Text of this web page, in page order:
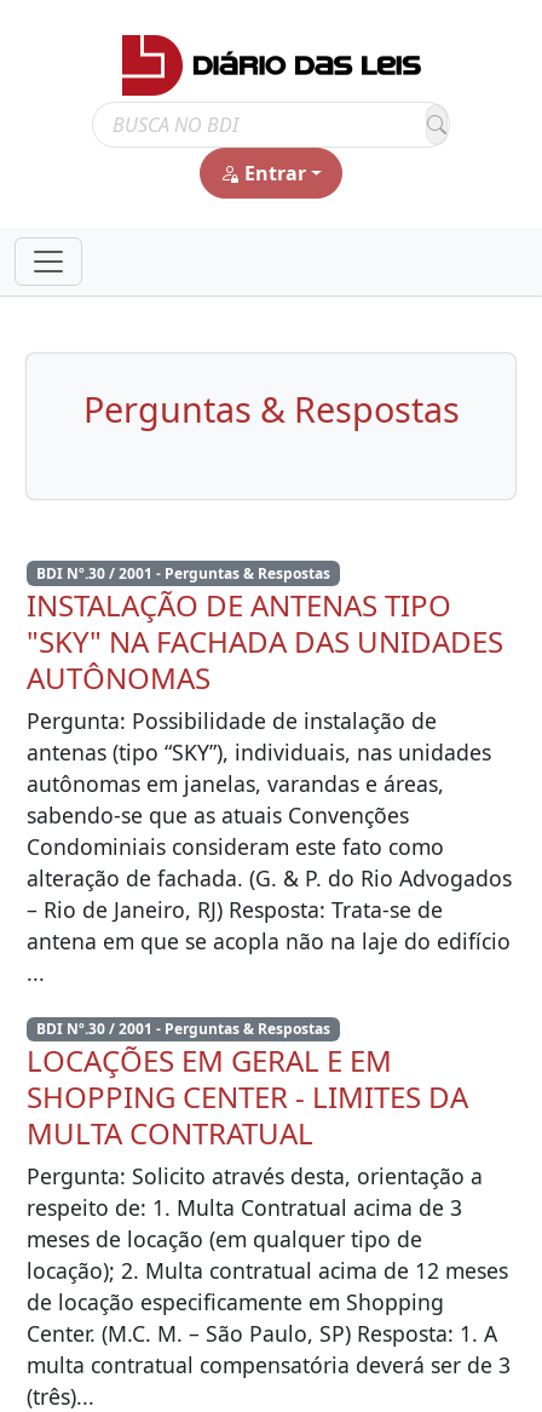
Entrar
Perguntas & Respostas
BDI Nº.30 / 2001 - Perguntas & Respostas
INSTALAÇÃO DE ANTENAS TIPO
"SKY" NA FACHADA DAS UNIDADES
AUTÔNOMAS
Pergunta: Possibilidade de instalação de
antenas (tipo “SKY”), individuais, nas unidades
autônomas em janelas, varandas e áreas,
sabendo-se que as atuais Convenções
Condominiais consideram este fato como
alteração de fachada. (G. & P. do Rio Advogados
– Rio de Janeiro, RJ) Resposta: Trata-se de
antena em que se acopla não na laje do edifício
...
BDI Nº.30 / 2001 - Perguntas & Respostas
LOCAÇÕES EM GERAL E EM
SHOPPING CENTER - LIMITES DA
MULTA CONTRATUAL
Pergunta: Solicito através desta, orientação a
respeito de: 1. Multa Contratual acima de 3
meses de locação (em qualquer tipo de
locação); 2. Multa contratual acima de 12 meses
de locação especificamente em Shopping
Center. (M.C. M. – São Paulo, SP) Resposta: 1. A
multa contratual compensatória deverá ser de 3
(três)...